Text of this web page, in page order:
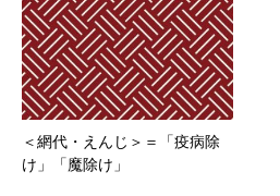
＜網代・えんじ＞＝「疫病除
け」「魔除け」